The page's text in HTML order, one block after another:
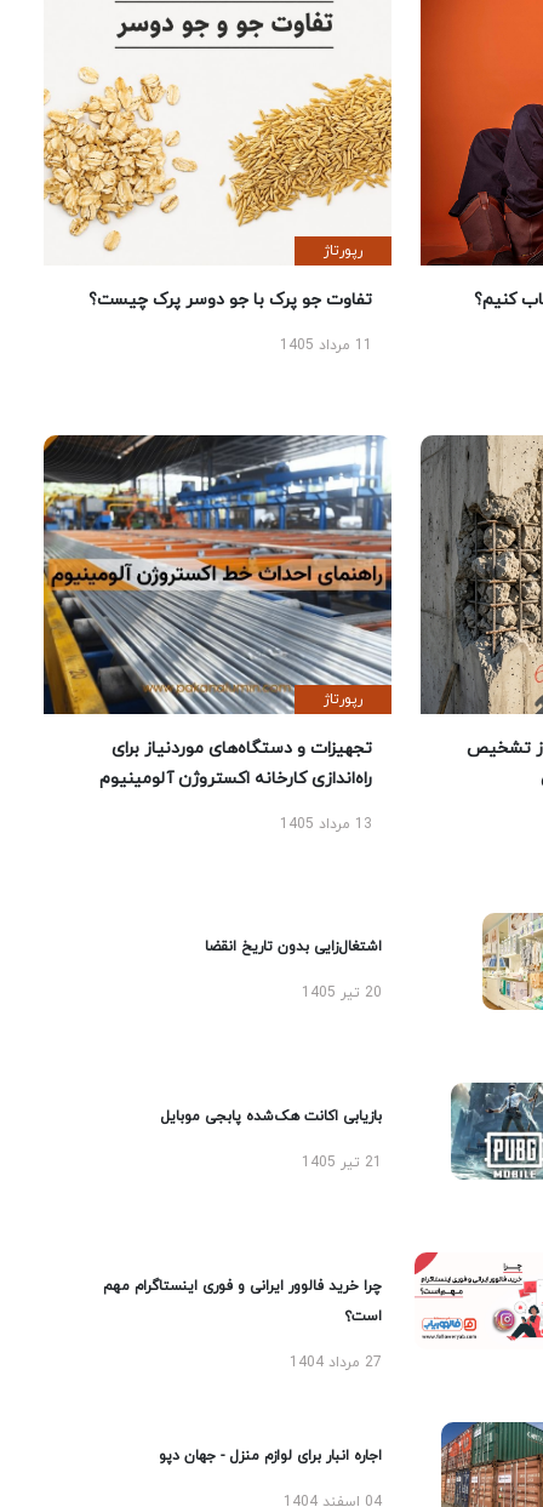
کنیم؟
رپورتاژ
تفاوت جو پرک با جو دوسر پرک چیست؟
تشخیص
رپورتاژ
تجهیزات و دستگاه‌های موردنیاز برای
راه‌اندازی کارخانه اکستروژن آلومینیوم
13 مرداد 1405
اشتغال‌زایی بدون تاریخ انقضا
20 تیر 1405
بازیابی اکانت هک‌شده پابجی موبایل
چرا خرید فالوور ایرانی و فوری اینستاگرام مهم
است؟
27 مرداد 1404
اجاره انبار برای لوازم منزل - جهان دپو
04 اسفند 1404